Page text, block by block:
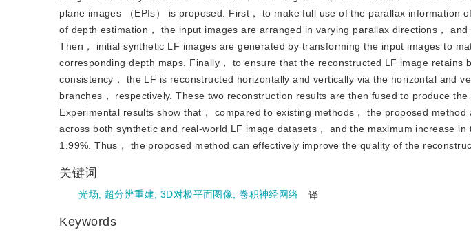
plane images （EPIs） is proposed. First， to make full use of the parallax information
of depth estimation， the input images are arranged in varying parallax directions，
Then， initial synthetic LF images are generated by transforming the input images to
corresponding depth maps. Finally， to ensure that the reconstructed LF image retains
consistency， the LF is reconstructed horizontally and vertically via the horizontal and
branches， respectively. These two reconstruction results are then fused to produce
Experimental results show that， compared to existing methods， the proposed
across both synthetic and real-world LF image datasets， and the maximum increase
1.99%. Thus， the proposed method can effectively improve the quality of the
关键词
光场; 超分辨重建; 3D对极平面图像;卷积神经网络 译
Keywords